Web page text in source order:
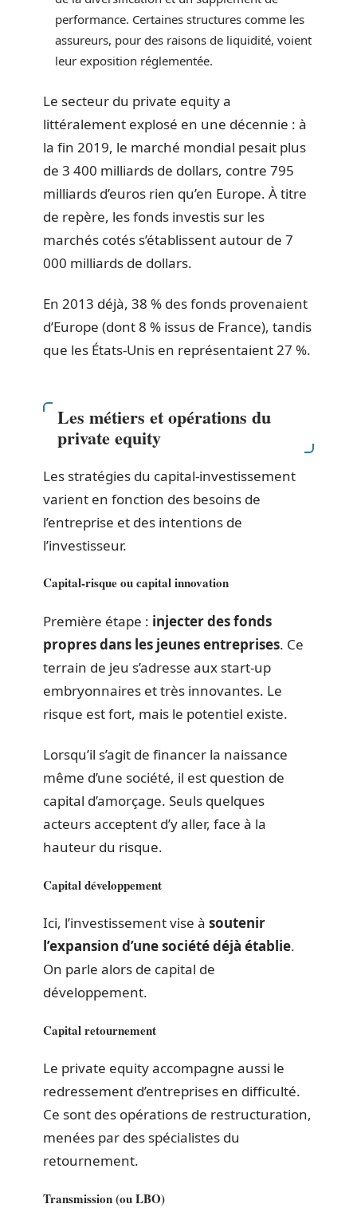
performance. Certaines structures comme les
assureurs, pour des raisons de liquidité, voient
leur exposition réglementée.
Le secteur du private equity a
littéralement explosé en une décennie : à
la fin 2019, le marché mondial pesait plus
de 3 400 milliards de dollars, contre 795
milliards d’euros rien qu’en Europe. À titre
de repère, les fonds investis sur les
marchés cotés s’établissent autour de 7
000 milliards de dollars.
En 2013 déjà, 38 % des fonds provenaient
d’Europe (dont 8 % issus de France), tandis
que les États-Unis en représentaient 27 %.
Les métiers et opérations du
private equity
Les stratégies du capital-investissement
varient en fonction des besoins de
l’entreprise et des intentions de
l’investisseur.
Capital-risque ou capital innovation
Première étape : injecter des fonds
propres dans les jeunes entreprises. Ce
terrain de jeu s’adresse aux start-up
embryonnaires et très innovantes. Le
risque est fort, mais le potentiel existe.
Lorsqu’il s’agit de financer la naissance
même d’une société, il est question de
capital d’amorçage. Seuls quelques
acteurs acceptent d’y aller, face à la
hauteur du risque.
Capital développement
Ici, l’investissement vise à soutenir
l’expansion d’une société déjà établie.
On parle alors de capital de
développement.
Capital retournement
Le private equity accompagne aussi le
redressement d’entreprises en difficulté.
Ce sont des opérations de restructuration,
menées par des spécialistes du
retournement.
Transmission (ou LBO)